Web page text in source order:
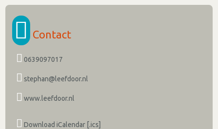
Contact
0639097017
stephan@leefdoor.nl
www.leefdoor.nl
Download iCalendar [.ics]